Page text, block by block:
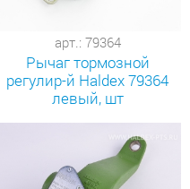
арт.: 79364
Рычаг тормозной
регулир-й Haldex 79364
левый, шт